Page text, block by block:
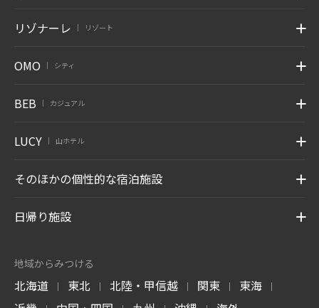
リゾナーレ リゾート
OMO シティ
BEB カジュアル
LUCY 山ホテル
そのほかの個性的な宿泊施設
日帰り施設
地域からみつける
北海道 | 東北 | 北陸・甲信越 | 関東 | 東海 |